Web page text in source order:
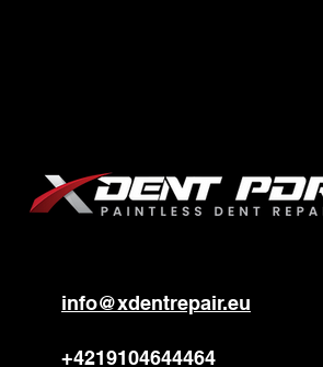
info@xdentrepair.eu
+4219104644464